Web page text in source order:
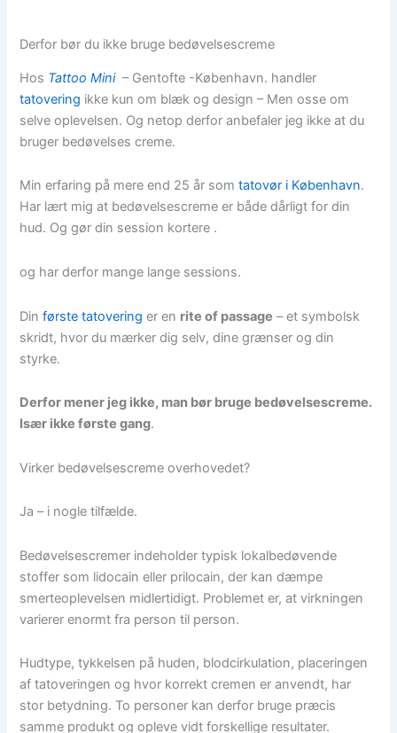
Derfor bør du ikke bruge bedøvelsescreme
Hos Tattoo Mini– Gentofte -København. handler
tatovering ikke kun om blæk og design – Men osse om
selve oplevelsen. Og netop derfor anbefaler jeg ikke at du
bruger bedøvelses creme.
Min erfaring på mere end 25 år somtatovør i København.
Har lært mig at bedøvelsescreme er både dårligt for din
hud. Og gør din session kortere .
og har derfor mange lange sessions.
Dinførste tatovering er en rite of passage – et symbolsk
skridt, hvor du mærker dig selv, dine grænser og din
styrke.
Derfor mener jeg ikke, man bør bruge bedøvelsescreme.
Især ikke første gang.
Virker bedøvelsescreme overhovedet?
Ja – i nogle tilfælde.
Bedøvelsescremer indeholder typisk lokalbedøvende
stoffer som lidocain eller prilocain, der kan dæmpe
smerteoplevelsen midlertidigt. Problemet er, at virkningen
varierer enormt fra person til person.
Hudtype, tykkelsen på huden, blodcirkulation, placeringen
af tatoveringen og hvor korrekt cremen er anvendt, har
stor betydning. To personer kan derfor bruge præcis
samme produkt og opleve vidt forskellige resultater.